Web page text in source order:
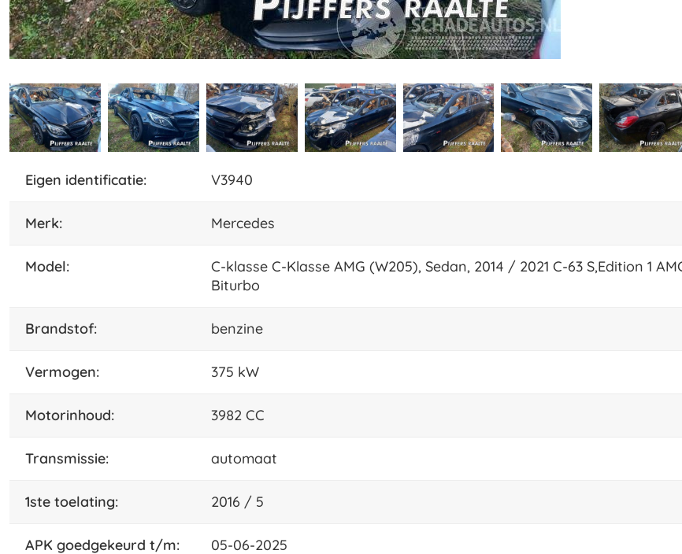
eigen identificatie: V3940
merk: Mercedes
model:
C-klasse C-Klasse AMG (W205), Sedan, 2014 / 2021 C-63 S,Edition 1
Biturbo
brandstof: benzine
vermogen: 375 kW
motorinhoud: 3982 CC
transmissie: automaat
1ste toelating: 2016 / 5
APK goedgekeurd t/m: 05-06-2025